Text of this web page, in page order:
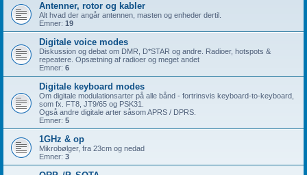
Antenner, rotor og kabler
Alt hvad der angår antennen, masten og enheder dertil.
Emner: 19
Digitale voice modes
Diskussion og debat om DMR, D*STAR og andre. Radioer, hotspots &
repeatere. Opsætning af radioer og meget andet
Emner: 6
Digitale keyboard modes
Om digitale modulationsarter på alle bånd - fortrinsvis keyboard-to-keyboard,
som fx. FT8, JT9/65 og PSK31.
Også andre digitale arter såsom APRS / DPRS.
Emner: 5
1GHz & op
Mikrobølger, fra 23cm og nedad
Emner: 3